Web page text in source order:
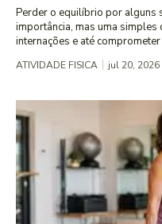
Perder o equilíbrio por alguns
importância, mas uma
internações e até comprometer
ATIVIDADE FISICA jul 20, 2026